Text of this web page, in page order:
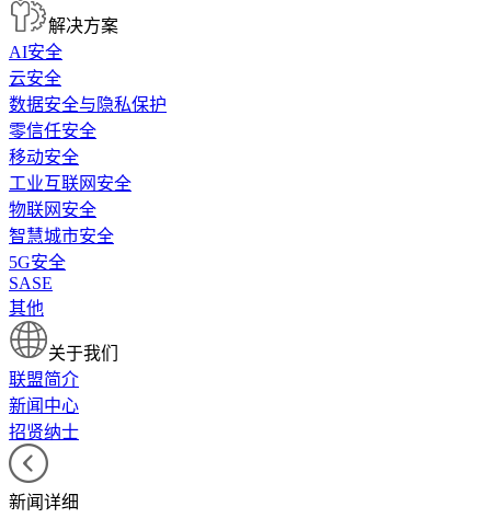
解决方案
AI安全
云安全
数据安全与隐私保护
零信任安全
移动安全
工业互联网安全
物联网安全
智慧城市安全
5G安全
SASE
其他
关于我们
联盟简介
新闻中心
招贤纳士
新闻详细